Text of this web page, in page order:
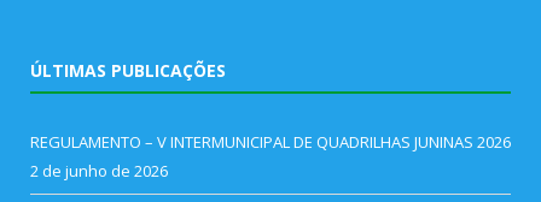
ÚLTIMAS PUBLICAÇÕES
REGULAMENTO – V INTERMUNICIPAL DE QUADRILHAS JUNINAS 2026
2 de junho de 2026